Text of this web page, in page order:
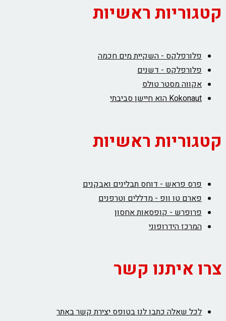
קטגוריות ראשיות
פלורפלקס - השקיית מים חכמה
פלורפלקס - דשנים
אקווה מסטר טולס
Kokonaut הוא חיישן סביבתי
קטגוריות ראשיות
פרס פראש - דוחס תבלינים ואבקנים
פארם טו וופ - מדללים וטרפנים
פרופרש - קופסאות אחסון
המרכז הידרופוני
צרו איתנו קשר
לכל שאלה כתבו לנו בטופס יצירת קשר באתר